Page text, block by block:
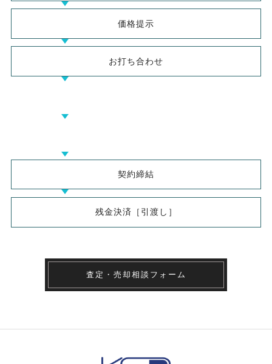
価格提示
お打ち合わせ
契約締結
残金決済［引渡し］
査定・売却相談フォーム